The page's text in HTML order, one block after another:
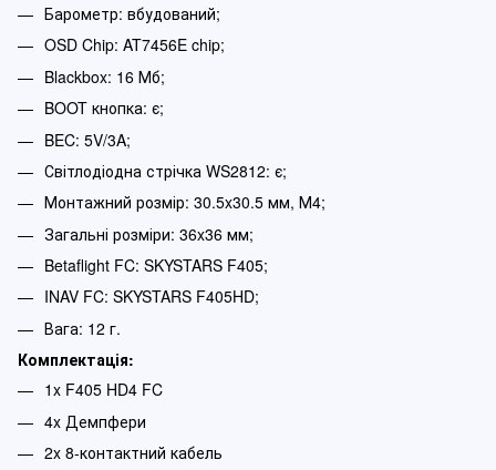
Барометр: вбудований;
OSD Chip: AT7456E chip;
Blackbox: 16 Мб;
BOOT кнопка: є;
BEC: 5V/3A;
Світлодіодна стрічка WS2812: є;
Монтажний розмір: 30.5x30.5 мм, М4;
Загальні розміри: 36x36 мм;
Betaflight FC: SKYSTARS F405;
INAV FC: SKYSTARS F405HD;
Вага: 12 г.
Комплектація:
1x F405 HD4 FC
4x Демпфери
2x 8-контактний кабель